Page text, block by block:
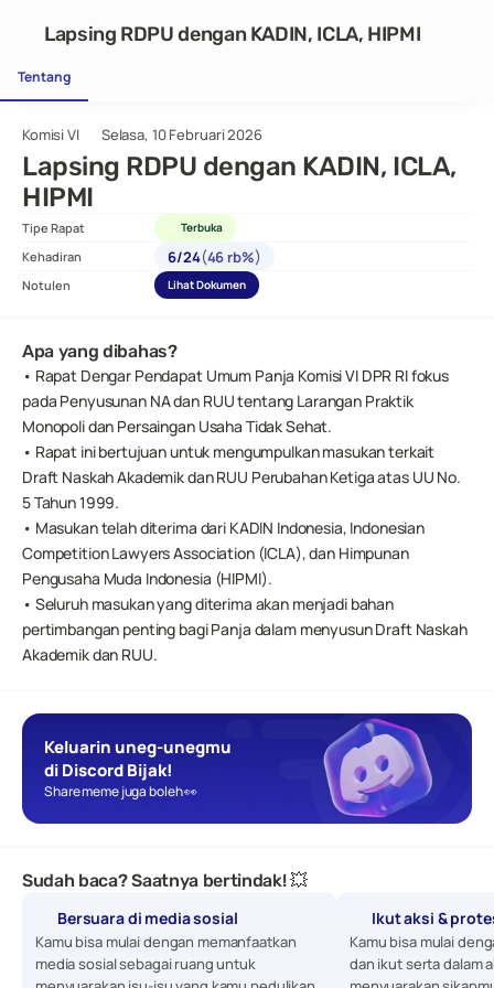
Komisi VI Selasa, 10 Februari 2026
Lapsing RDPU dengan KADIN, ICLA,
HIPMI
Tipe Rapat Terbuka
Kehadiran 6/24(46 rb%)
Notulen Lihat Dokumen
Apa yang dibahas?
• Rapat Dengar Pendapat Umum Panja Komisi VI DPR RI fokus
pada Penyusunan NA dan RUU tentang Larangan Praktik
Monopoli dan Persaingan Usaha Tidak Sehat.
• Rapat ini bertujuan untuk mengumpulkan masukan terkait
Draft Naskah Akademik dan RUU Perubahan Ketiga atas UU No.
5 Tahun 1999.
• Masukan telah diterima dari KADIN Indonesia, Indonesian
Competition Lawyers Association (ICLA), dan Himpunan
Pengusaha Muda Indonesia (HIPMI).
• Seluruh masukan yang diterima akan menjadi bahan
pertimbangan penting bagi Panja dalam menyusun Draft Naskah
Akademik dan RUU.
Keluarin uneg-unegmu
di Discord Bijak!
Share meme juga boleh 👀
Sudah baca? Saatnya bertindak! 💥
Bersuara di media sosial
Kamu bisa mulai dengan memanfaatkan
media sosial sebagai ruang untuk
Ikut aksi &
Kamu bisa mulai
dan ikut serta dalam
Lapsing RDPU dengan KADIN, ICLA, HIPMI
Tentang